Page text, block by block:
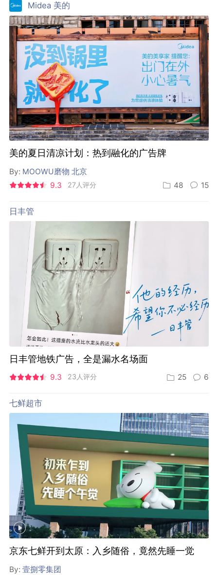
Midea 美的
美的夏日清凉计划：热到融化的广告牌
By: MOOWU磨物 北京
9.3
27人评分 48 15
日丰管
日丰管地铁广告，全是漏水名场面
9.3 23人评分 25 6
七鲜超市
京东七鲜开到太原：入乡随俗，竟然先睡一觉
By:壹捌零集团